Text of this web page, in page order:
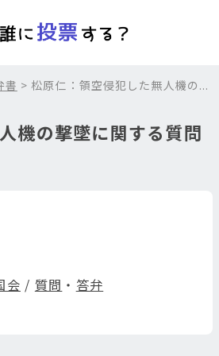
書 > 松原仁：領空侵犯した無人機の...
機の撃墜に関する質問
会 / 質問 ・ 答弁